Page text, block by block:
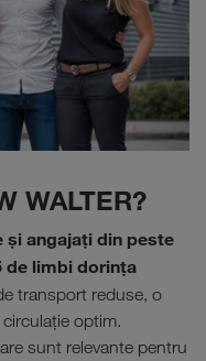
WALTER?
şi angajaţi din peste
de limbi dorinţa
transport reduse, o
optim.
sunt relevante pentru